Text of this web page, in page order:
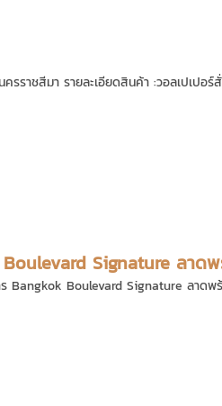
ราชสีมา รายละเอียดสินค้า :วอลเปเป
Signature ลาดพ
Boulevard Signature ลาดพ